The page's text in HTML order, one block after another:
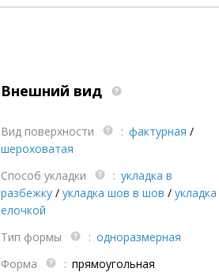
Внешний вид
Вид поверхности : фактурная /
шероховатая
Способ укладки
: укладка в
разбежку / укладка шов в шов / укладка
елочкой
Тип формы
: одноразмерная
Форма
: прямоугольная